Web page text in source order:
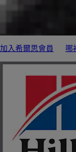
加入希爾思會員 哪